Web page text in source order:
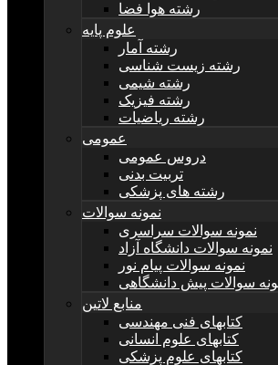
رشته هوا فضا
علوم پایه
رشته آمار
رشته زیست شناسی
رشته شیمی
رشته فیزیک
رشته ریاضیات
عمومی
دروس عمومی
تربیت بدنی
رشته های پزشکی
نمونه سوالات
نمونه سوالات سراسری
نمونه سوالات دانشگاه آزاد
نمونه سوالات پیام نور
سوالات پیش دانشگاهی
منابع لاتین
کتابهای فنی مهندسی
کتابهای علوم انسانی
کتابهای علوم پزشکی